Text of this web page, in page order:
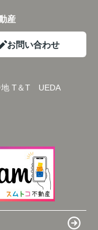
産
お問い合わせ
地 T＆T UEDA